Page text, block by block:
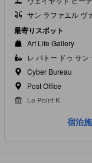
最寄りスポット
Art Life Gallery
レ バトー ドゥ サン
Cyber Bureau
Post Office
Le Point K
宿泊